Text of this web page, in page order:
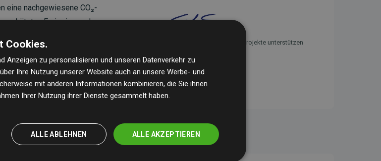
eine nachgewiesene CO₂-
Emissionen der
Weitere Informationen
Initiative Websites, die Klimaprojekte unterstützen
Cookies.
Anzeigen zu personalisieren und unseren Datenverkehr zu
Ihre Nutzung unserer Website auch an unsere Werbe- und
mit anderen Informationen kombinieren, die Sie ihnen
Ihrer Nutzung ihrer Dienste gesammelt haben.
ALLE AKZEPTIEREN
ALLE ABLEHNEN